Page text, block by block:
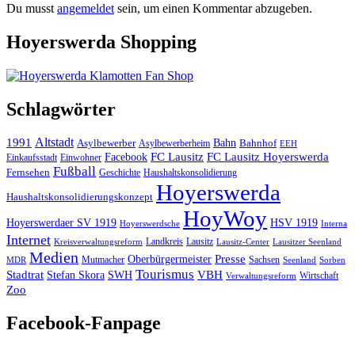
Du musst angemeldet sein, um einen Kommentar abzugeben.
Hoyerswerda Shopping
Schlagwörter
1991 Altstadt Asylbewerber Asylbewerberheim Bahn Bahnhof EEH
Einkaufsstadt Einwohner Facebook FC Lausitz FC Lausitz Hoyerswerda
Fernsehen Fußball Geschichte Haushaltskonsolidierung
Haushaltskonsolidierungskonzept Hoyerswerda
Hoyerswerdaer SV 1919 Hoyerswerdsche HoyWoy HSV 1919 Interna
Internet Kreisverwaltungsreform Landkreis Lausitz Lausitz-Center Lausitzer Seenland
MDR Medien Mutmacher Oberbürgermeister Presse Sachsen Seenland Sorben
Stadtrat Stefan Skora SWH Tourismus VBH Verwaltungsreform Wirtschaft
Zoo
Facebook-Fanpage